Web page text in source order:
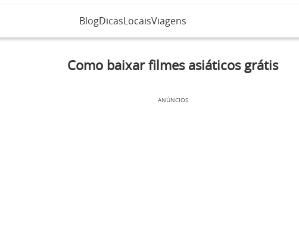
BlogDicas LocaisViagens
Como baixar filmes asiáticos grátis
ANÚNCIOS